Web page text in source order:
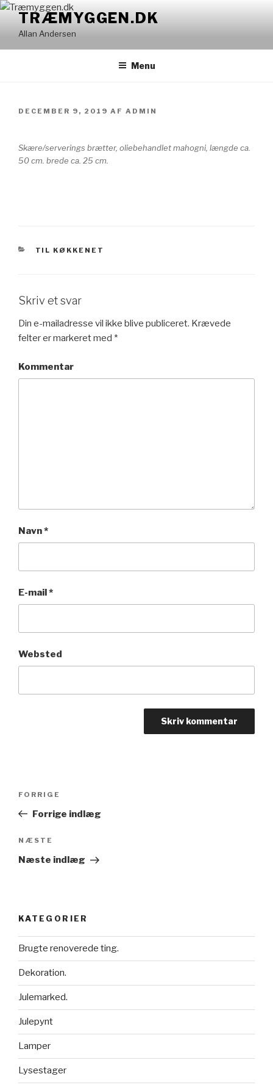
Videre
indhold
TRÆMYGGEN.DK
Allan Andersen
Menu
UDGIVET
DECEMBER 9, 2019 AF ADMIN
Skære/serverings brætter, oliebehandlet mahogni, længde ca.
50 cm. brede ca. 25 cm.
KATEGORIER
TIL KØKKENET
Skriv et svar
Din e-mailadresse vil ikke blive publiceret. Krævede
felter er markeret med *
Kommentar
Navn*
E-mail*
Websted
Forrige
indlæg
FORRIGE
Forrige indlæg
Næste
indlæg
NÆSTE
Næste indlæg
KATEGORIER
Brugte renoverede ting.
Dekoration.
Julemarked.
Julepynt
Lamper
Lysestager